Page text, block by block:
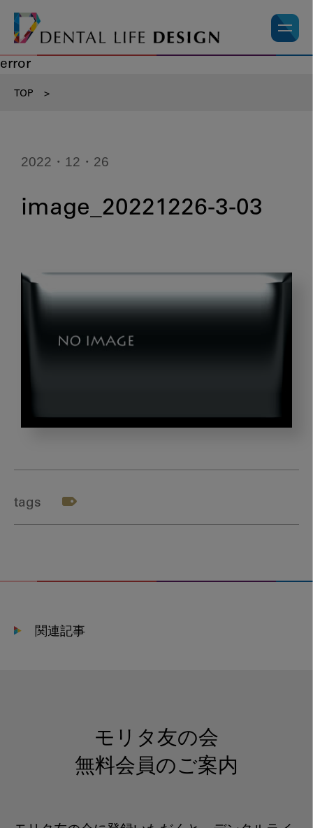
error
TOP >
2022・12・26
image_20221226-3-03
03
tags
関連記事
モリタ友の会
無料会員のご案内